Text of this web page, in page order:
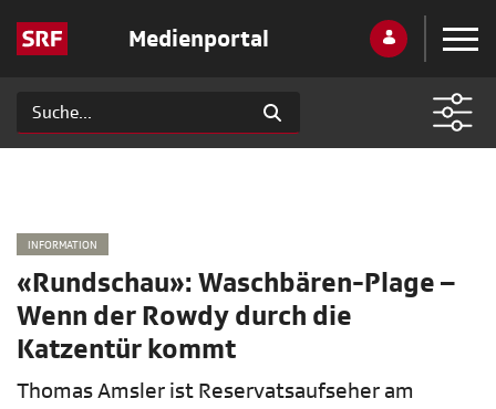
Medienportal
INFORMATION
«Rundschau»: Waschbären-Plage –
Wenn der Rowdy durch die
Katzentür kommt
Thomas Amsler ist Reservatsaufseher am